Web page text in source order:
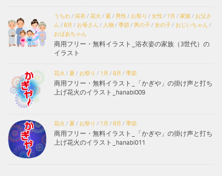
うちわ/ 浴衣/ 花火 / 夏 / 男性 / お祭り / 女性 / 7月 / 家族/ お父さ
ん / 8月 / お母さん / 人物/ 季節/ 男の子/ 女の子/ おじいちゃん /
おばあちゃん
商用フリー・無料イラスト_浴衣姿の家族（3世代）の
イラスト
花火 / 夏 / お祭り / 7月 / 8月 / 季節
商用フリー・無料イラスト_「かぎや」の掛け声と打ち
上げ花火のイラスト_hanabi009
花火 / 夏 / お祭り / 7月 / 8月 / 季節
商用フリー・無料イラスト_「かぎや」の掛け声と打ち
上げ花火のイラスト_hanabi011